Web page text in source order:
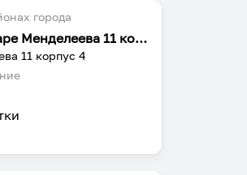
города
Апартаменты на бульваре Менделеева 11 корпус 4
11 корпус 4